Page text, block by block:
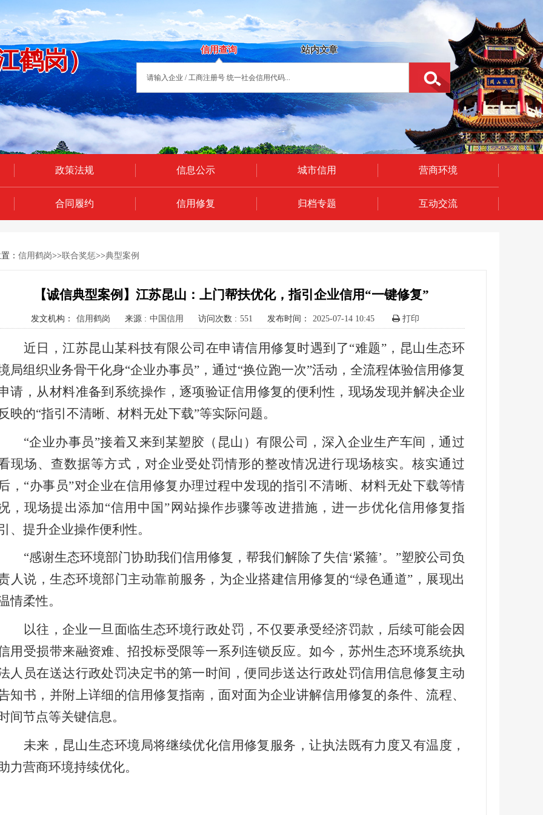
鹤岗） 信用查询 站内文章
政策法规 信息公示 城市信用 营商环境
合同履约 信用修复 归档专题 互动交流
： 信用鹤岗>>联合奖惩>>典型案例
【诚信典型案例】江苏昆山：上门帮扶优化，指引企业信用“一键修复”
发文机构： 信用鹤岗 来源 : 中国信用 访问次数 : 551 发布时间： 2025-07-14 10:45 打印
近日，江苏昆山某科技有限公司在申请信用修复时遇到了“难题”，昆山生态环
局组织业务骨干化身“企业办事员”，通过“换位跑一次”活动，全流程体验信用修复
请，从材料准备到系统操作，逐项验证信用修复的便利性，现场发现并解决企业
映的“指引不清晰、材料无处下载”等实际问题。
“企业办事员”接着又来到某塑胶（昆山）有限公司，深入企业生产车间，通过
现场、查数据等方式，对企业受处罚情形的整改情况进行现场核实。核实通过
，“办事员”对企业在信用修复办理过程中发现的指引不清晰、材料无处下载等情
，现场提出添加“信用中国”网站操作步骤等改进措施，进一步优化信用修复指
、提升企业操作便利性。
“感谢生态环境部门协助我们信用修复，帮我们解除了失信‘紧箍’。”塑胶公司负
人说，生态环境部门主动靠前服务，为企业搭建信用修复的“绿色通道”，展现出
情柔性。
以往，企业一旦面临生态环境行政处罚，不仅要承受经济罚款，后续可能会因
用受损带来融资难、招投标受限等一系列连锁反应。如今，苏州生态环境系统执
人员在送达行政处罚决定书的第一时间，便同步送达行政处罚信用信息修复主动
知书，并附上详细的信用修复指南，面对面为企业讲解信用修复的条件、流程、
间节点等关键信息。
未来，昆山生态环境局将继续优化信用修复服务，让执法既有力度又有温度，
力营商环境持续优化。